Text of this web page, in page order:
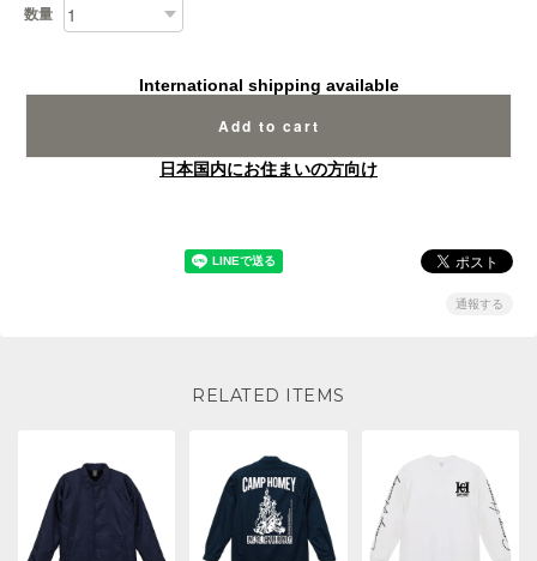
数量
International shipping available
Add to cart
日本国内にお住まいの方向け
通報する
RELATED ITEMS